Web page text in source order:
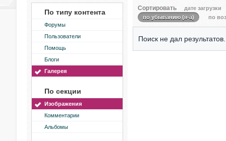
По типу контента
Форумы
Пользователи
Помощь
Блоги
Галерея
По секции
Изображения
Комментарии
Альбомы
Сортировать
дате загрузки
по убыванию (я-а)
по
Поиск не дал результатов.